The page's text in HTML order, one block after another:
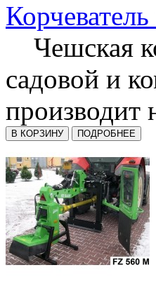
Чешская
садовой и
производит